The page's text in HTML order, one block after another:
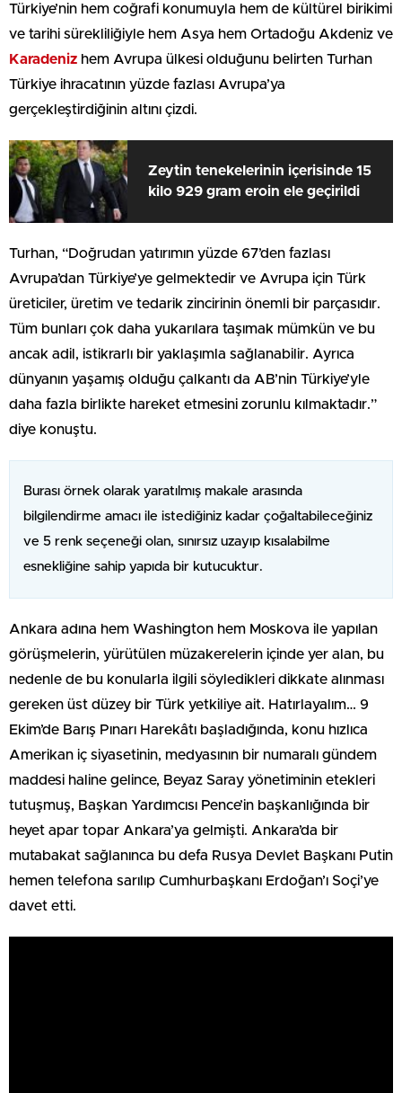
Türkiye’nin hem coğrafi konumuyla hem de kültürel birikimi
ve tarihi sürekliliğiyle hem Asya hem Ortadoğu Akdeniz ve
Karadeniz hem Avrupa ülkesi olduğunu belirten Turhan
Türkiye ihracatının yüzde fazlası Avrupa’ya
gerçekleştirdiğinin altını çizdi.
Zeytin tenekelerinin içerisinde 15
kilo 929 gram eroin ele geçirildi
Turhan, “Doğrudan yatırımın yüzde 67’den fazlası
Avrupa’dan Türkiye’ye gelmektedir ve Avrupa için Türk
üreticiler, üretim ve tedarik zincirinin önemli bir parçasıdır.
Tüm bunları çok daha yukarılara taşımak mümkün ve bu
ancak adil, istikrarlı bir yaklaşımla sağlanabilir. Ayrıca
dünyanın yaşamış olduğu çalkantı da AB’nin Türkiye’yle
daha fazla birlikte hareket etmesini zorunlu kılmaktadır.”
diye konuştu.
Burası örnek olarak yaratılmış makale arasında
bilgilendirme amacı ile istediğiniz kadar çoğaltabileceğiniz
ve 5 renk seçeneği olan, sınırsız uzayıp kısalabilme
esnekliğine sahip yapıda bir kutucuktur.
Ankara adına hem Washington hem Moskova ile yapılan
görüşmelerin, yürütülen müzakerelerin içinde yer alan, bu
nedenle de bu konularla ilgili söyledikleri dikkate alınması
gereken üst düzey bir Türk yetkiliye ait. Hatırlayalım… 9
Ekim’de Barış Pınarı Harekâtı başladığında, konu hızlıca
Amerikan iç siyasetinin, medyasının bir numaralı gündem
maddesi haline gelince, Beyaz Saray yönetiminin etekleri
tutuşmuş, Başkan Yardımcısı Pence’in başkanlığında bir
heyet apar topar Ankara’ya gelmişti. Ankara’da bir
mutabakat sağlanınca bu defa Rusya Devlet Başkanı Putin
hemen telefona sarılıp Cumhurbaşkanı Erdoğan’ı Soçi’ye
davet etti.